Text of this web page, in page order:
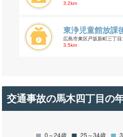
3.2km
東浄児童館放課
広島市東区戸坂新町三丁
3.5km
交通事故の馬木四丁目の